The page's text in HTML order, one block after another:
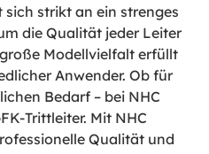
strikt an ein strenges
die Qualität jeder Leiter
Modellvielfalt erfüllt
Anwender. Ob für
Bedarf – bei NHC
Trittleiter. Mit NHC
Qualität und